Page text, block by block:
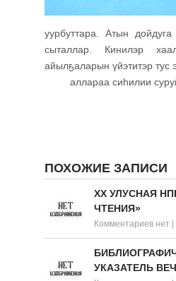
уурбуттара. Атын
сыталлар. Кинилэр
айылҕаларын үйэтитэр тус
аллараа сиһилии
ПОХОЖИЕ ЗАПИСИ
XX УЛУСНАЯ
ЧТЕНИЯ»
Комментариев нет
УКАЗАТЕЛЬ